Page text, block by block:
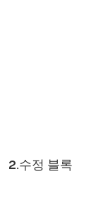
2.수정 블록